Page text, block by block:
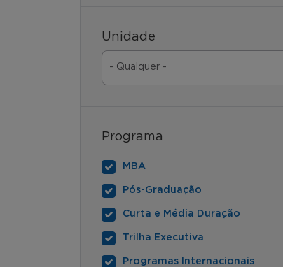
Unidade
Programa
MBA
Pós-Graduação
Curta e Média Duração
Trilha Executiva
Programas Internacionais